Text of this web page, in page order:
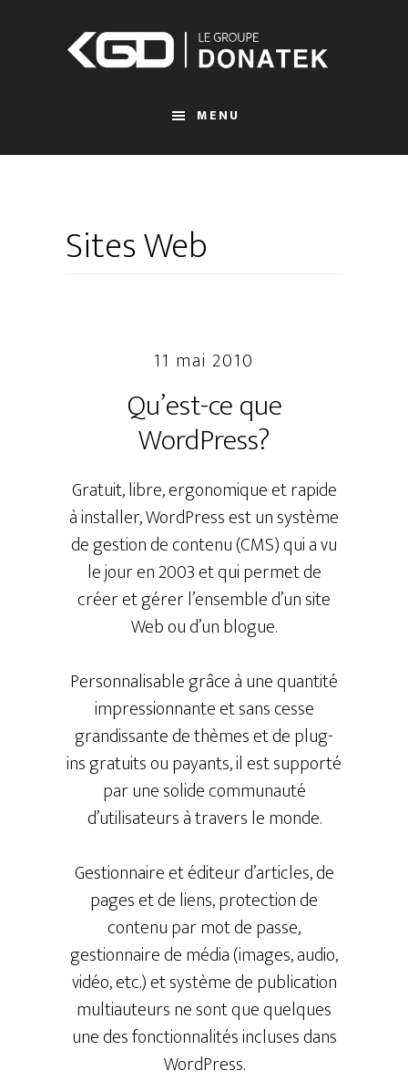
MENU
Sites Web
11 mai 2010
Qu’est-ce que
WordPress?
Gratuit, libre, ergonomique et rapide
à installer, WordPress est un système
de gestion de contenu (CMS) qui a vu
le jour en 2003 et qui permet de
créer et gérer l’ensemble d’un site
Web ou d’un blogue.
Personnalisable grâce à une quantité
impressionnante et sans cesse
grandissante de thèmes et de plug-
ins gratuits ou payants, il est supporté
par une solide communauté
d’utilisateurs à travers le monde.
Gestionnaire et éditeur d’articles, de
pages et de liens, protection de
contenu par mot de passe,
gestionnaire de média (images, audio,
vidéo, etc.) et système de publication
multiauteurs ne sont que quelques
une des fonctionnalités incluses dans
WordPress.